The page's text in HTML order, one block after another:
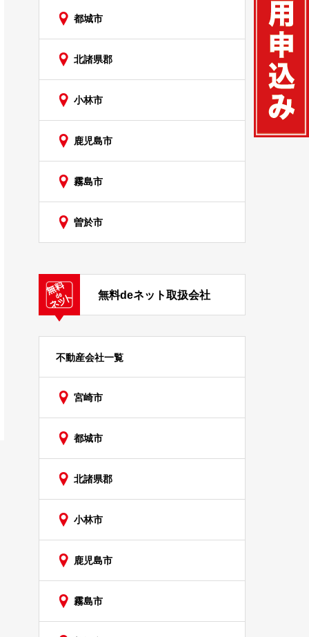
都城市
北諸県郡
小林市
鹿児島市
霧島市
曽於市
無料deネット取扱会社
不動産会社一覧
宮崎市
都城市
北諸県郡
小林市
鹿児島市
霧島市